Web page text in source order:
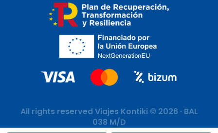
All rights reserved Viajes Kontiki © 2026 · BAL
038 M/D